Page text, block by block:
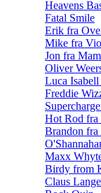
Heavens
Fatal Smile
Erik fra
Mike fra
Jon fra
Oliver
Luca
Freddie
Hot Rod
Brandon
Maxx
Birdy from
Claus